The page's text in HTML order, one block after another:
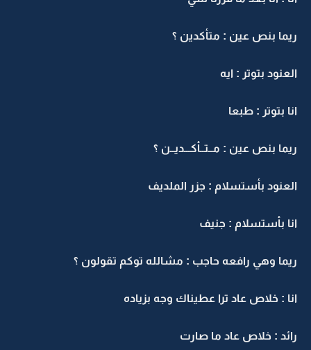
ريما بنص عين : متأكدين ؟
العنود بتوتر : ايه
انا بتوتر : طبعا
ريما بنص عين : مــتــأكـــديــن ؟
العنود بأستسلام : جزر الملديف
انا بأستسلام : جنيف
ريما وهي رافعه حاجب : مشالله توكم تقولون ؟
انا : خلاص عاد ترا عطيناك وجه بزياده
رائد : خلاص عاد ما صارت